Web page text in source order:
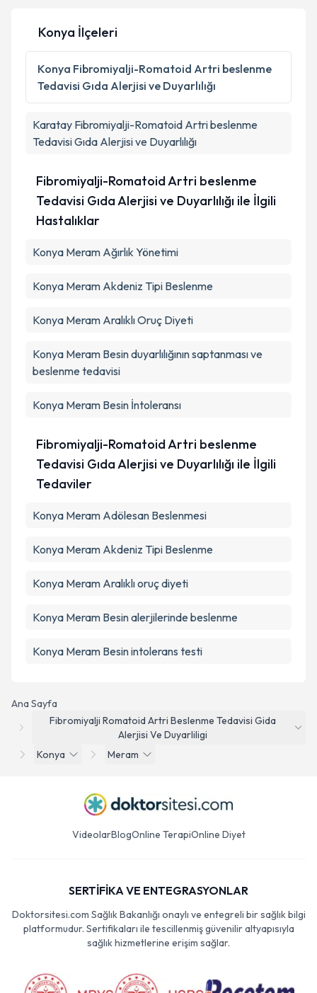
Ana Sayfa
Fibromiyalji Romatoid Artri Beslenme Tedavisi Gida
Alerjisi Ve Duyarliligi
Konya
Meram
Konya İlçeleri
Konya Fibromiyalji-Romatoid Artri beslenme
Tedavisi Gıda Alerjisi ve Duyarlılığı
Karatay Fibromiyalji-Romatoid Artri beslenme
Tedavisi Gıda Alerjisi ve Duyarlılığı
Fibromiyalji-Romatoid Artri beslenme
Tedavisi Gıda Alerjisi ve Duyarlılığı ile İlgili
Hastalıklar
Konya Meram Ağırlık Yönetimi
Konya Meram Akdeniz Tipi Beslenme
Konya Meram Aralıklı Oruç Diyeti
Konya Meram Besin duyarlılığının saptanması ve
beslenme tedavisi
Konya Meram Besin İntoleransı
Fibromiyalji-Romatoid Artri beslenme
Tedavisi Gıda Alerjisi ve Duyarlılığı ile İlgili
Tedaviler
Konya Meram Adölesan Beslenmesi
Konya Meram Akdeniz Tipi Beslenme
Konya Meram Aralıklı oruç diyeti
Konya Meram Besin alerjilerinde beslenme
Konya Meram Besin intolerans testi
VideolarBlogOnline TerapiOnline Diyet
SERTİFİKA VE ENTEGRASYONLAR
Doktorsitesi.com Sağlık Bakanlığı onaylı ve entegreli bir sağlık bilgi
platformudur. Sertifikaları ile tescillenmiş güvenilir altyapısıyla
sağlık hizmetlerine erişim sağlar.